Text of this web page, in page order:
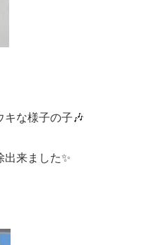
キな様子の子🎶
出来ました✨